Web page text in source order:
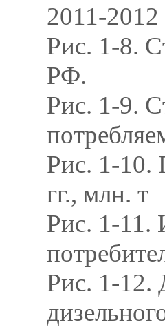
2011-2012
Рис. 1-8.
РФ.
Рис. 1-9.
Рис. 1-10.
гг., млн. т
Рис. 1-11.
Рис. 1-12.